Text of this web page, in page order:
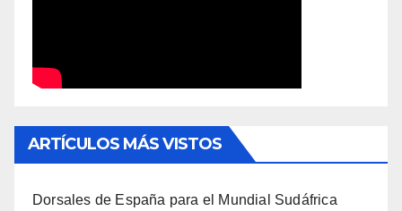
ARTÍCULOS MÁS VISTOS
Dorsales de España para el Mundial Sudáfrica